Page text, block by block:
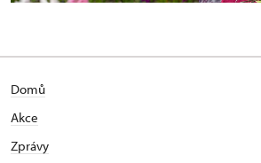
Domů
Akce
Zprávy